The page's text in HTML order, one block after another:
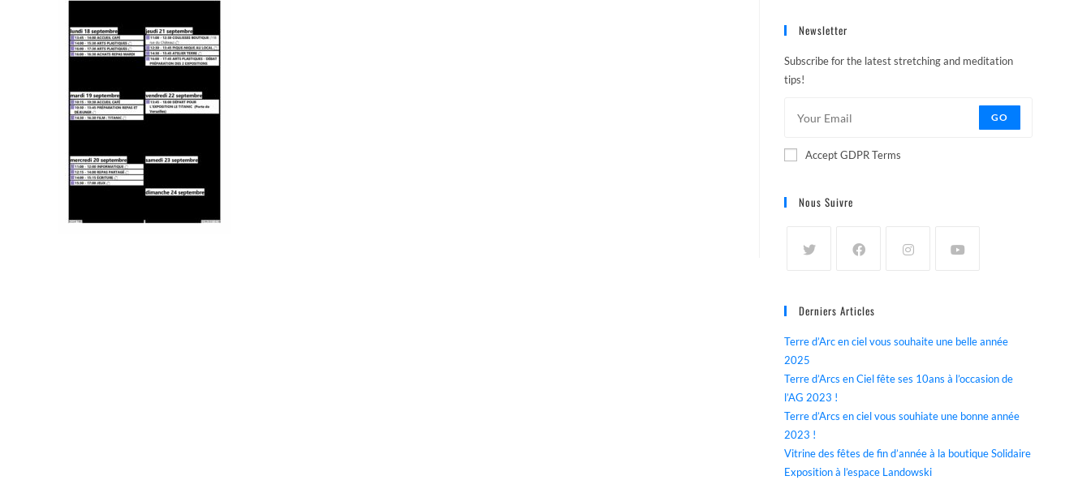
Newsletter
Subscribe for the latest stretching and meditation
tips!
GO
Accept GDPR Terms
Nous Suivre
Derniers Articles
Terre d’Arc en ciel vous souhaite une belle année
2025
Terre d’Arcs en Ciel fête ses 10ans à l’occasion de
l’AG 2023 !
Terre d’Arcs en ciel vous souhiate une bonne année
2023 !
Vitrine des fêtes de fin d’année à la boutique Solidaire
Exposition à l’espace Landowski